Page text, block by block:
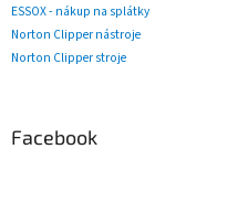
ESSOX - nákup na splátky
Norton Clipper nástroje
Norton Clipper stroje
Facebook